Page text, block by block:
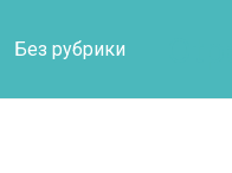
Без рубрики